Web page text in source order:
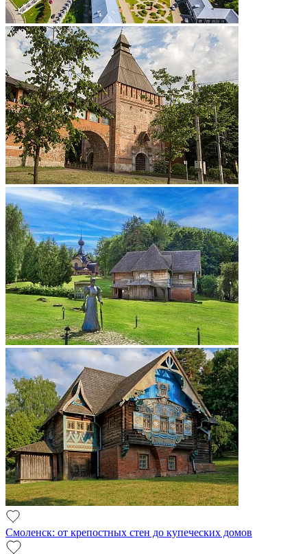
Смоленск: от крепостных стен до купеческих домов